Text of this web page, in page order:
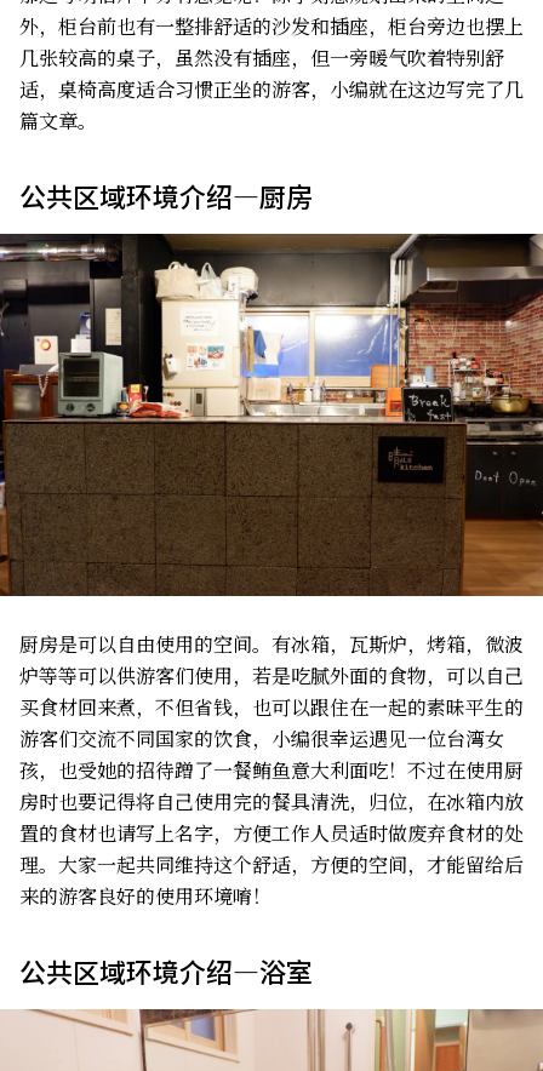
外，柜台前也有一整排舒适的沙发和插座，柜台旁边也摆上
几张较高的桌子，虽然没有插座，但一旁暖气吹着特别舒
适，桌椅高度适合习惯正坐的游客，小编就在这边写完了几
篇文章。
公共区域环境介绍—厨房
厨房是可以自由使用的空间。有冰箱，瓦斯炉，烤箱，微波
炉等等可以供游客们使用，若是吃腻外面的食物，可以自己
买食材回来煮，不但省钱，也可以跟住在一起的素昧平生的
游客们交流不同国家的饮食，小编很幸运遇见一位台湾女
孩，也受她的招待蹭了一餐鲔鱼意大利面吃！不过在使用厨
房时也要记得将自己使用完的餐具清洗，归位，在冰箱内放
置的食材也请写上名字，方便工作人员适时做废弃食材的处
理。大家一起共同维持这个舒适，方便的空间，才能留给后
来的游客良好的使用环境唷！
公共区域环境介绍—浴室